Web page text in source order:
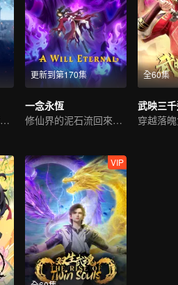
超凡奇遇，少年逆境重生
更新到第170集
一念永恆
修仙界的泥石流回來了！
全60集
武映三
穿越落
VIP